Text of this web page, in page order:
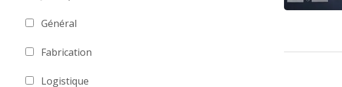
Général
Fabrication
Logistique